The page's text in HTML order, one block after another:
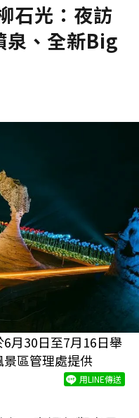
石光：夜訪
泉、全新Big
6月30日至7月16日舉
區管理處提供
用LINE傳送